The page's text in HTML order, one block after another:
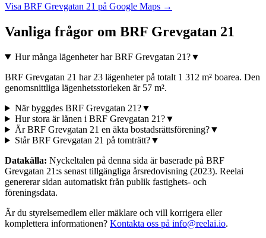
Visa BRF Grevgatan 21 på Google Maps →
Vanliga frågor om BRF Grevgatan 21
Hur många lägenheter har BRF Grevgatan 21?▼
BRF Grevgatan 21 har 23 lägenheter på totalt 1 312 m² boarea. Den
genomsnittliga lägenhetsstorleken är 57 m².
När byggdes BRF Grevgatan 21?▼
Hur stora är lånen i BRF Grevgatan 21?▼
Är BRF Grevgatan 21 en äkta bostadsrättsförening?▼
Står BRF Grevgatan 21 på tomträtt?▼
Datakälla: Nyckeltalen på denna sida är baserade på BRF
Grevgatan 21 :s senast tillgängliga årsredovisning (2023). Reelai
genererar sidan automatiskt från publik fastighets- och
föreningsdata.
Är du styrelsemedlem eller mäklare och vill korrigera eller
komplettera informationen? Kontakta oss på info@reelai.io.